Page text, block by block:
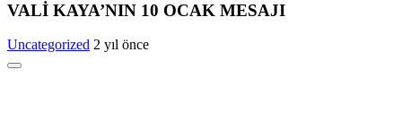
VALİ KAYA’NIN 10 OCAK MESAJI
Uncategorized 2 yıl önce